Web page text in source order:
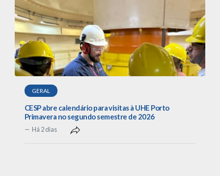
GERAL
CESP abre calendário para visitas à UHE Porto
Primavera no segundo semestre de 2026
Há 2 dias